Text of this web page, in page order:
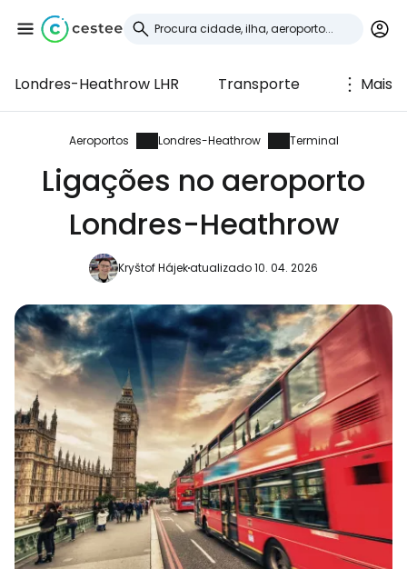
Londres-Heathrow LHR Transporte Mais
Aeroportos Londres-Heathrow Terminal
Ligações no aeroporto
Londres-Heathrow
Kryštof Hájekatualizado 10. 04. 2026
Iniciar sessão no
Cestee
... a comunidade mundial de viajantes
Continuar com o Facebook
Continuar com o correio
eletrónico